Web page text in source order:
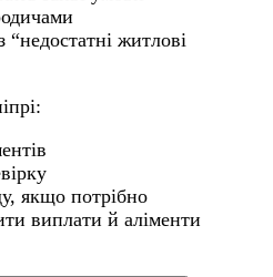
“недостатні житлові
якщо потрібно
виплати й аліменти